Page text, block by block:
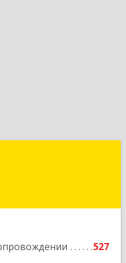
527
край, Барнаул г,